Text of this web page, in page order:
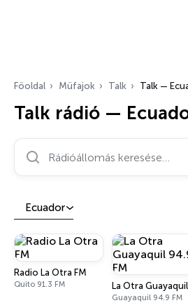
Főoldal Műfajok Talk Talk —
Talk rádió —
Rádióállomás keresése…
Ecuador
Radio La Otra FM
Quito 91.3 FM La Otra
Guayaquil 94.9 FM